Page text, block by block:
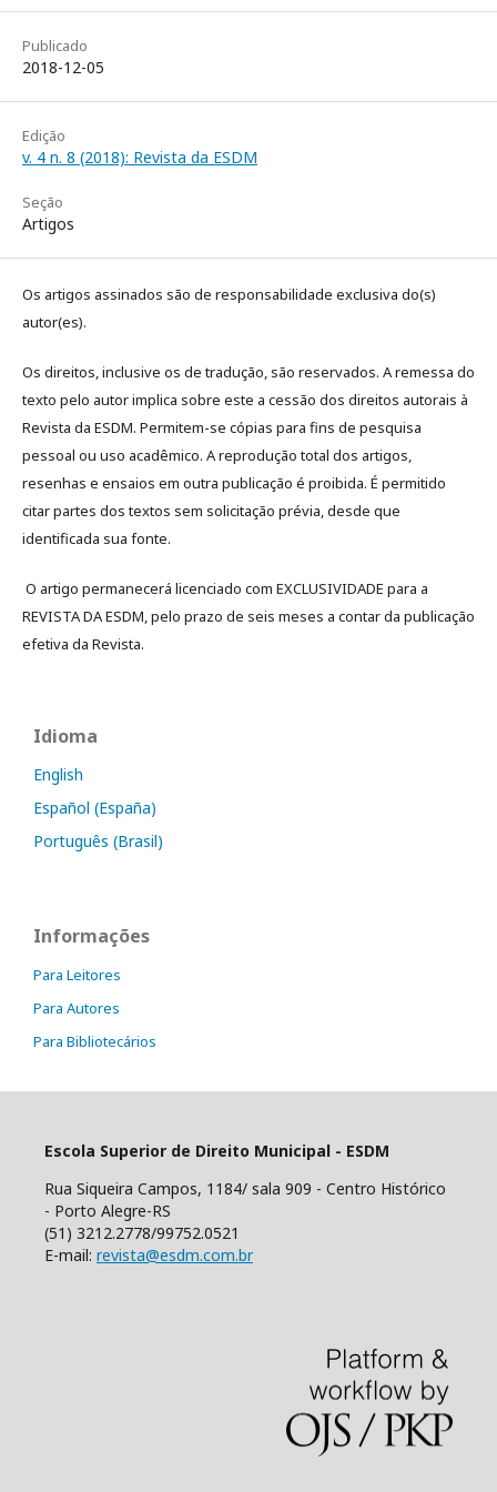
Publicado
2018-12-05
Edição
v. 4 n. 8 (2018): Revista da ESDM
Seção
Artigos
Os artigos assinados são de responsabilidade exclusiva do(s)
autor(es).
Os direitos, inclusive os de tradução, são reservados. A remessa do
texto pelo autor implica sobre este a cessão dos direitos autorais à
Revista da ESDM. Permitem-se cópias para fins de pesquisa
pessoal ou uso acadêmico. A reprodução total dos artigos,
resenhas e ensaios em outra publicação é proibida. É permitido
citar partes dos textos sem solicitação prévia, desde que
identificada sua fonte.
O artigo permanecerá licenciado com EXCLUSIVIDADE para a
REVISTA DA ESDM, pelo prazo de seis meses a contar da publicação
efetiva da Revista.
Idioma
English
Español (España)
Português (Brasil)
Informações
Para Leitores
Para Autores
Para Bibliotecários
Escola Superior de Direito Municipal - ESDM
Rua Siqueira Campos, 1184/ sala 909 - Centro Histórico
- Porto Alegre-RS
(51) 3212.2778/99752.0521
E-mail: revista@esdm.com.br